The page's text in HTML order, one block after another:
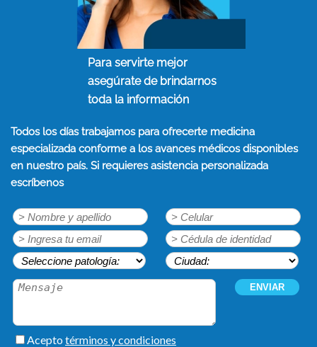
Para servirte mejor
asegúrate de brindarnos
toda la información
Todos los días trabajamos para ofrecerte medicina
especializada conforme a los avances médicos disponibles
en nuestro país. Si requieres asistencia personalizada
escríbenos